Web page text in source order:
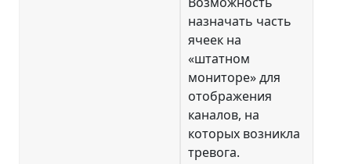
назначать часть
ячеек на
«штатном
мониторе» для
отображения
каналов, на
которых возникла
тревога.